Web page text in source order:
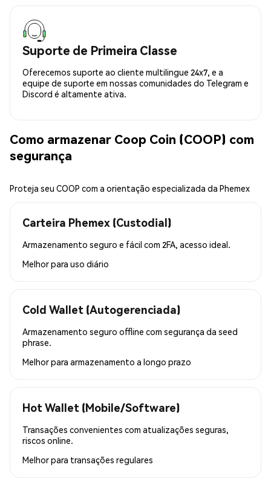
Suporte de Primeira Classe
Oferecemos suporte ao cliente multilingue 24x7, e a
equipe de suporte em nossas comunidades do Telegram e
Discord é altamente ativa.
Como armazenar Coop Coin (COOP) com
segurança
Proteja seu COOP com a orientação especializada da Phemex
Carteira Phemex (Custodial)
Armazenamento seguro e fácil com 2FA, acesso ideal.
Melhor para uso diário
Cold Wallet (Autogerenciada)
Armazenamento seguro offline com segurança da seed
phrase.
Melhor para armazenamento a longo prazo
Hot Wallet (Mobile/Software)
Transações convenientes com atualizações seguras,
riscos online.
Melhor para transações regulares